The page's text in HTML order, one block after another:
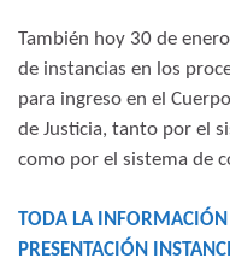
También hoy 30 de
de instancias en los
para ingreso en el
de Justicia, tanto por el
como por el sistema de
TODA LA INFORMACIÓN
PRESENTACIÓN